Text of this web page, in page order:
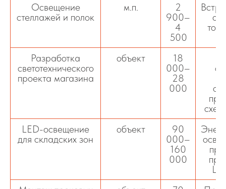
Освещение
стеллажей и полок
м.п.
2
900–
4
500
Разработка
светотехнического
проекта магазина
объект
18
000–
28
000
LED-освещение
для складских зон
объект
90
000–
160
000